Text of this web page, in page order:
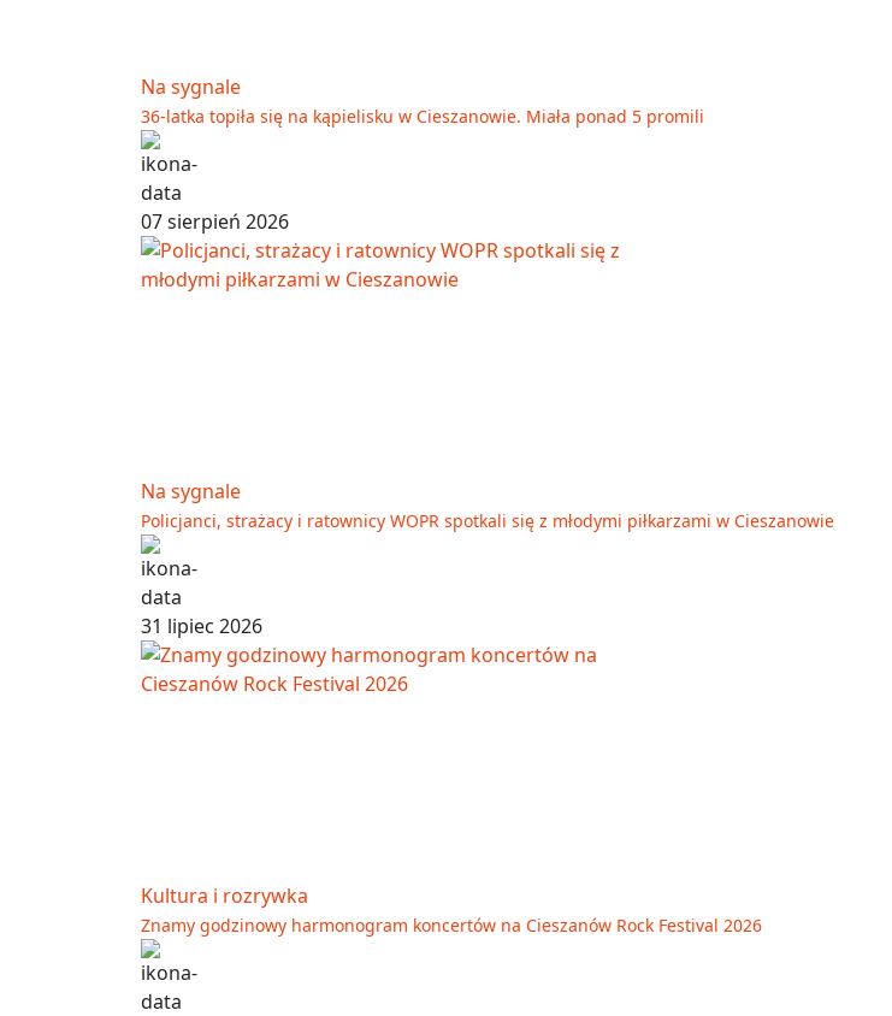
Na sygnale
36-latka topiła się na kąpielisku w Cieszanowie. Miała ponad 5 promili
07 sierpień 2026
Na sygnale
Policjanci, strażacy i ratownicy WOPR spotkali się z młodymi piłkarzami w Cieszanowie
31 lipiec 2026
Kultura i rozrywka
Znamy godzinowy harmonogram koncertów na Cieszanów Rock Festival 2026